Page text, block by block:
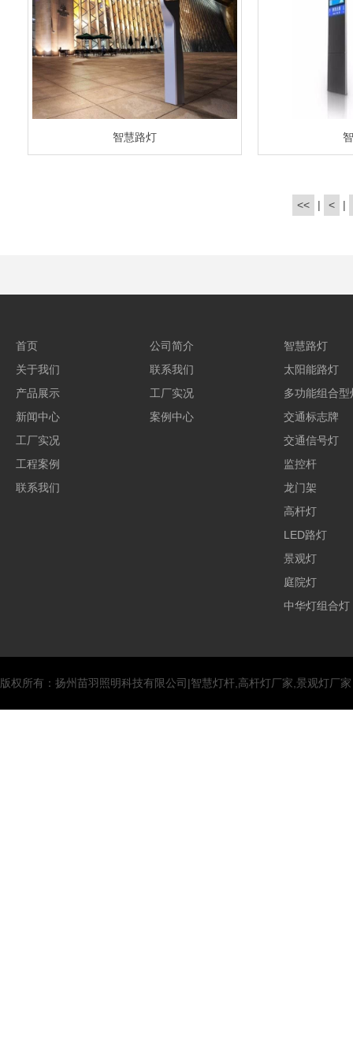
智慧路灯
<< | < |
首页
关于我们
产品展示
新闻中心
工厂实况
工程案例
联系我们
公司简介
联系我们
工厂实况
案例中心
智慧路灯
太阳能路灯
多功能组合型
交通标志牌
交通信号灯
监控杆
龙门架
高杆灯
LED路灯
景观灯
庭院灯
中华灯组合灯
版权所有：扬州苗羽照明科技有限公司|智慧灯杆,高杆灯厂家,景观灯厂家